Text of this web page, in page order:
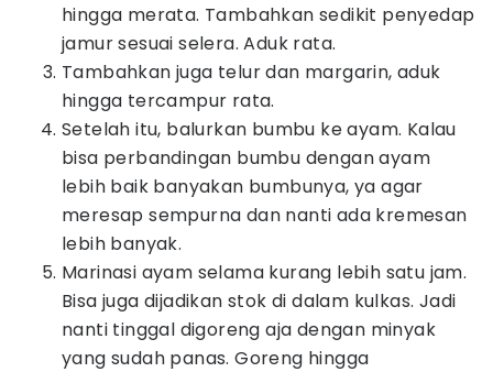
hingga merata. Tambahkan sedikit penyedap
jamur sesuai selera. Aduk rata.
Tambahkan juga telur dan margarin, aduk
hingga tercampur rata.
Setelah itu, balurkan bumbu ke ayam. Kalau
bisa perbandingan bumbu dengan ayam
lebih baik banyakan bumbunya, ya agar
meresap sempurna dan nanti ada kremesan
lebih banyak.
Marinasi ayam selama kurang lebih satu jam.
Bisa juga dijadikan stok di dalam kulkas. Jadi
nanti tinggal digoreng aja dengan minyak
yang sudah panas. Goreng hingga